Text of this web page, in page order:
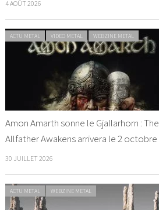
4 AOÛT 2026
ACTU METAL VIDEO METAL WEBZINE METAL
Amon Amarth sonne le Gjallarhorn : The
Allfather Awakens arrivera le 2 octobre
30 JUILLET 2026
ACTU METAL WEBZINE METAL